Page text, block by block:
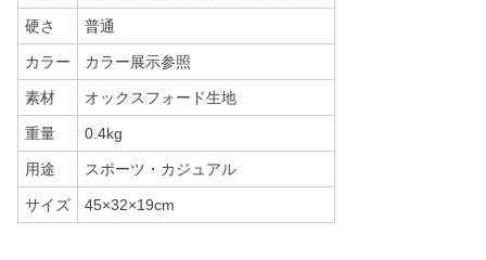
硬さ 普通
カラー カラー展示参照
素材 オックスフォード生地
重量 0.4kg
用途 スポーツ・カジュアル
サイズ 45×32×19cm